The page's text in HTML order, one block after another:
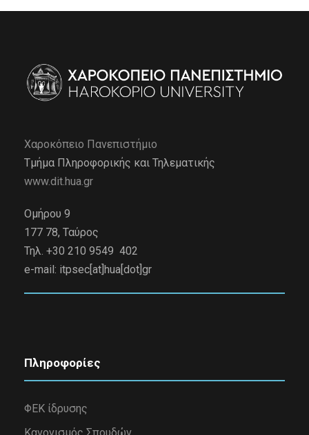
Χαροκόπειο Πανεπιστήμιο
Τμήμα Πληροφορικής και Τηλεματικής
www.dit.hua.gr
Ομήρου 9
177 78, Ταύρος
Τηλ. +30 210 9549 402
e-mail: itpsec[at]hua[dot]gr
Πληροφορίες
ΦΕΚ ίδρυσης